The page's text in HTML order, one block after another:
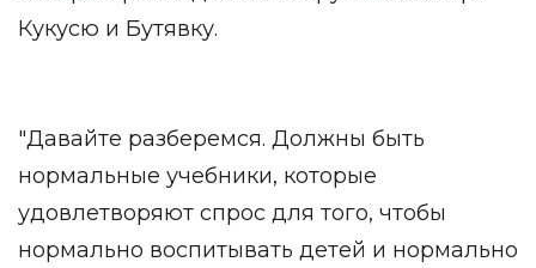
Кукусю и Бутявку.
"Давайте разберемся. Должны быть
нормальные учебники, которые
удовлетворяют спрос для того, чтобы
нормально воспитывать детей и нормально